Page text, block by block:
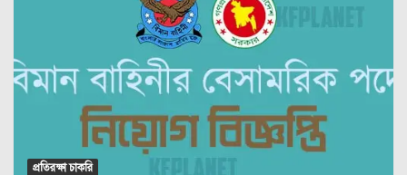
প্রতিরক্ষা চাকরি